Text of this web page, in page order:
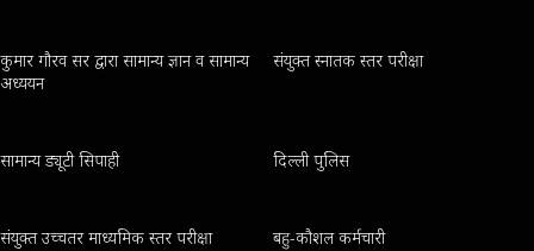
कुमार गौरव सर द्वारा सामान्य ज्ञान व सामान्य
अध्ययन
संयुक्त स्नातक स्तर परीक्षा
सामान्य ड्यूटी सिपाही दिल्ली पुलिस
संयुक्त उच्चतर माध्यमिक स्तर परीक्षा बहु-कौशल कर्मचारी